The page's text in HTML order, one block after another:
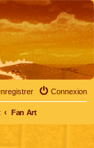
Connexion
Fan Art